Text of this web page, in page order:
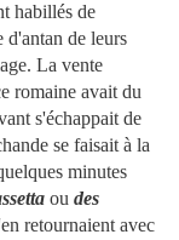
habillés de
d'antan de leurs
La vente
romaine avait du
s'échappait de
se faisait à la
minutes
ou des
retournaient avec